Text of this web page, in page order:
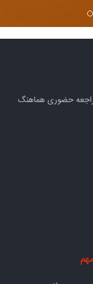
15 خرداد، خ پامنار، پلاک۲۷ (مراجعه حضوری هماهنگ